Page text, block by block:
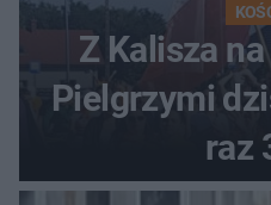
Z Kalisza
Pielgrzymi
raz